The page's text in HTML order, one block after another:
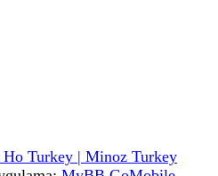
Turkey | Minoz Turkey